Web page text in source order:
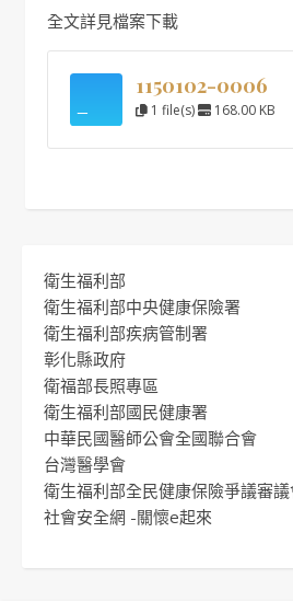
全文詳見檔案下載
1150102-0006
1 file(s) 168.00 KB
衛生福利部
衛生福利部中央健康保險署
衛生福利部疾病管制署
彰化縣政府
衛福部長照專區
衛生福利部國民健康署
中華民國醫師公會全國聯合會
台灣醫學會
衛生福利部全民健康保險爭議審
社會安全網 -關懷e起來